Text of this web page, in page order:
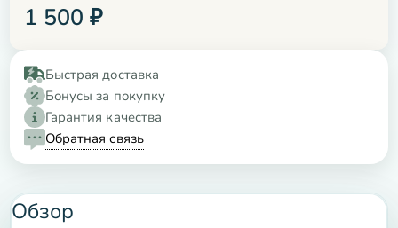
1 500 ₽
Быстрая доставка
Бонусы за покупку
Гарантия качества
Обратная связь
Обзор